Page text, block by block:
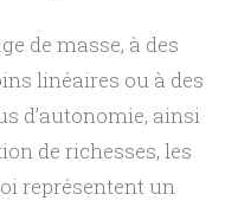
de masse, à des
linéaires ou à des
d’autonomie, ainsi
de richesses, les
représentent un